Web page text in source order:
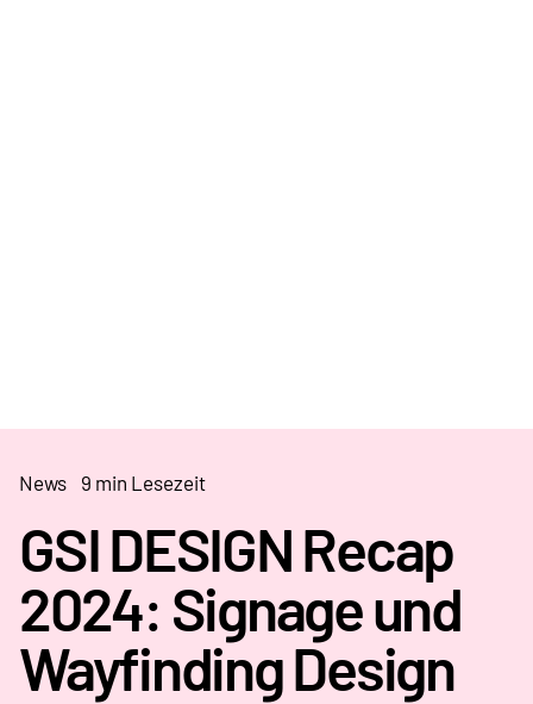
News 9 min Lesezeit
GSI DESIGN Recap
2024: Signage und
Wayfinding Design